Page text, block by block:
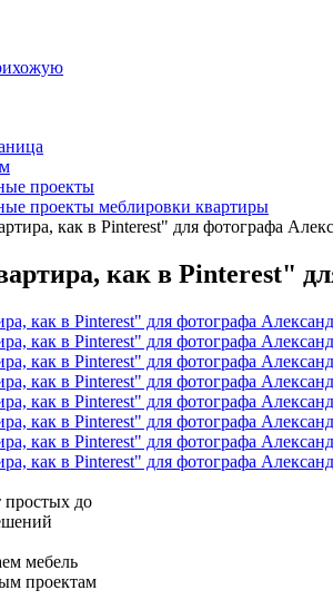
проекты
проекты меблировки квартиры
как в Pinterest" для фотографа
как в Pinterest"
простых до
мебель
проектам